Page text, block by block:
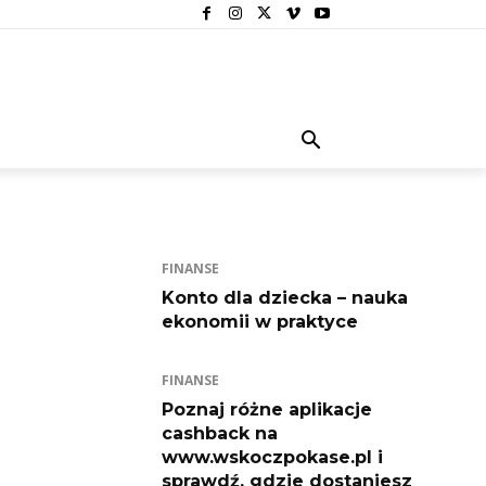
FINANSE
Konto dla dziecka – nauka
ekonomii w praktyce
FINANSE
Poznaj różne aplikacje
cashback na
www.wskoczpokase.pl i
sprawdź, gdzie dostaniesz